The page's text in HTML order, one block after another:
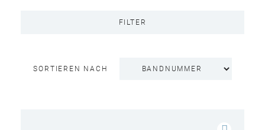
FILTER
SORTIEREN NACH